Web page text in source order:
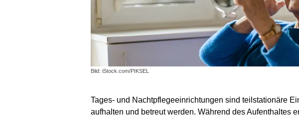
Bild: iStock.com/PIKSEL
Tages- und Nachtpflegeeinrichtungen sind teilstationäre
aufhalten und betreut werden. Während des Aufenthaltes